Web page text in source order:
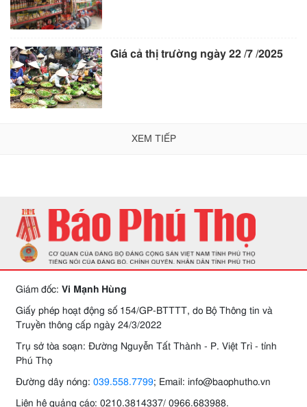
Giá cả thị trường ngày 22 /7 /2025
XEM TIẾP
Giám đốc: Vi Mạnh Hùng
Giấy phép hoạt động số 154/GP-BTTTT, do Bộ Thông tin và
Truyền thông cấp ngày 24/3/2022
Trụ sở tòa soạn: Đường Nguyễn Tất Thành - P. Việt Trì - tỉnh
Phú Thọ
Đường dây nóng: 039.558.7799; Email: info@baophutho.vn
Liên hệ quảng cáo: 0210.3814337/ 0966.683988.